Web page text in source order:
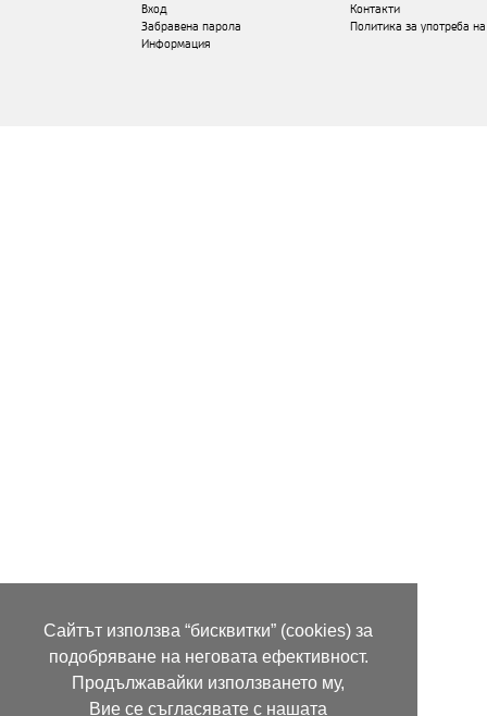
Сайтът използва “бисквитки” (cookies) за
подобряване на неговата ефективност.
Продължавайки използването му,
Вие се съгласявате с нашата
Вход
Забравена парола
Информация
Контакти
Политика за употреба